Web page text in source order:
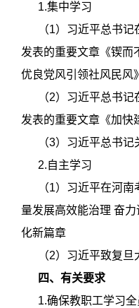
1.集中学习
（1）习近平总书
发表的重要文章《锲而
优良党风引领社风民风》
（2）习近平总书
发表的重要文章《加快
（3）习近平总书
2.自主学习
（1）习近平在河
量发展高效能治理 奋
化新篇章
（2）习近平致复
四、有关要求
1.确保教职工学习全